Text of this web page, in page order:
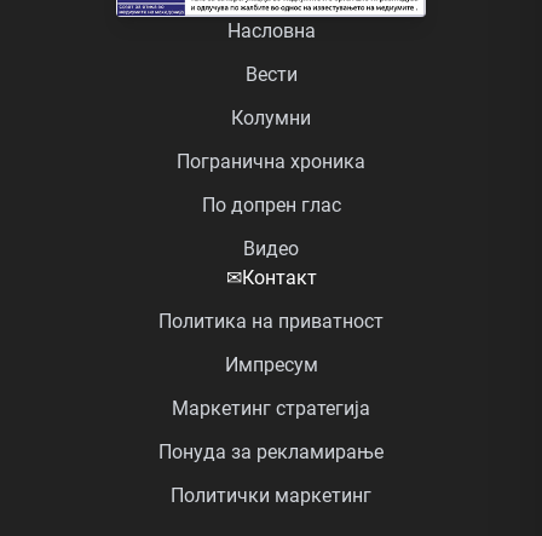
Насловна
Вести
Колумни
Погранична хроника
По допрен глас
Видео
✉Контакт
Политика на приватност
Импресум
Маркетинг стратегија
Понуда за рекламирање
Политички маркетинг